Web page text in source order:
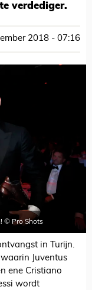
verdediger.
2018 - 07:16
© Pro Shots
in Turijn.
Juventus
ene Cristiano
wordt